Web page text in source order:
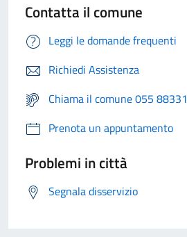
Contatta il comune
Leggi le domande frequenti
Richiedi Assistenza
Chiama il comune 055 88331
Prenota un appuntamento
Problemi in città
Segnala disservizio